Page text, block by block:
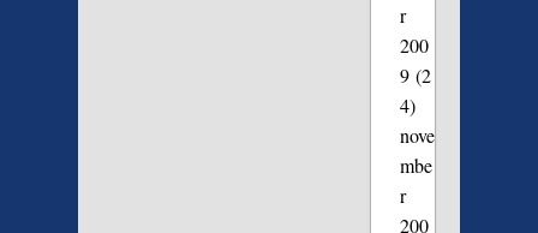
r
200
9(2
4)
nove
mbe
r
200